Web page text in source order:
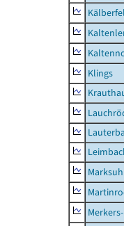
Klings